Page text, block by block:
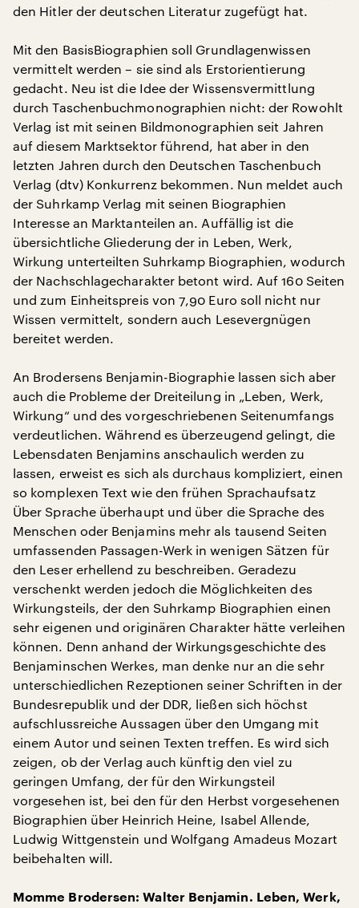
den Hitler der deutschen Literatur zugefügt hat.
Mit den BasisBiographien soll Grundlagenwissen
vermittelt werden – sie sind als Erstorientierung
gedacht. Neu ist die Idee der Wissensvermittlung
durch Taschenbuchmonographien nicht: der Rowohlt
Verlag ist mit seinen Bildmonographien seit Jahren
auf diesem Marktsektor führend, hat aber in den
letzten Jahren durch den Deutschen Taschenbuch
Verlag (dtv) Konkurrenz bekommen. Nun meldet auch
der Suhrkamp Verlag mit seinen Biographien
Interesse an Marktanteilen an. Auffällig ist die
übersichtliche Gliederung der in Leben, Werk,
Wirkung unterteilten Suhrkamp Biographien, wodurch
der Nachschlagecharakter betont wird. Auf 160 Seiten
und zum Einheitspreis von 7,90 Euro soll nicht nur
Wissen vermittelt, sondern auch Lesevergnügen
bereitet werden.
An Brodersens Benjamin-Biographie lassen sich aber
auch die Probleme der Dreiteilung in „Leben, Werk,
Wirkung“ und des vorgeschriebenen Seitenumfangs
verdeutlichen. Während es überzeugend gelingt, die
Lebensdaten Benjamins anschaulich werden zu
lassen, erweist es sich als durchaus kompliziert, einen
so komplexen Text wie den frühen Sprachaufsatz
Über Sprache überhaupt und über die Sprache des
Menschen oder Benjamins mehr als tausend Seiten
umfassenden Passagen-Werk in wenigen Sätzen für
den Leser erhellend zu beschreiben. Geradezu
verschenkt werden jedoch die Möglichkeiten des
Wirkungsteils, der den Suhrkamp Biographien einen
sehr eigenen und originären Charakter hätte verleihen
können. Denn anhand der Wirkungsgeschichte des
Benjaminschen Werkes, man denke nur an die sehr
unterschiedlichen Rezeptionen seiner Schriften in der
Bundesrepublik und der DDR, ließen sich höchst
aufschlussreiche Aussagen über den Umgang mit
einem Autor und seinen Texten treffen. Es wird sich
zeigen, ob der Verlag auch künftig den viel zu
geringen Umfang, der für den Wirkungsteil
vorgesehen ist, bei den für den Herbst vorgesehenen
Biographien über Heinrich Heine, Isabel Allende,
Ludwig Wittgenstein und Wolfgang Amadeus Mozart
beibehalten will.
Momme Brodersen: Walter Benjamin. Leben, Werk,